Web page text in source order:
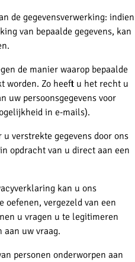
de gegevensverwerking: indien
van bepaalde gegevens, kan
de manier waarop bepaalde
worden. Zo heeft u het recht u
uw persoonsgegevens voor
in e-mails).
verstrekte gegevens door ons
opdracht van u direct aan een
kan u ons
vergezeld van een
u vragen u te legitimeren
aan uw vraag.
personen onderworpen aan